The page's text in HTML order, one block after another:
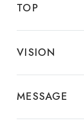
TOP
VISION
MESSAGE